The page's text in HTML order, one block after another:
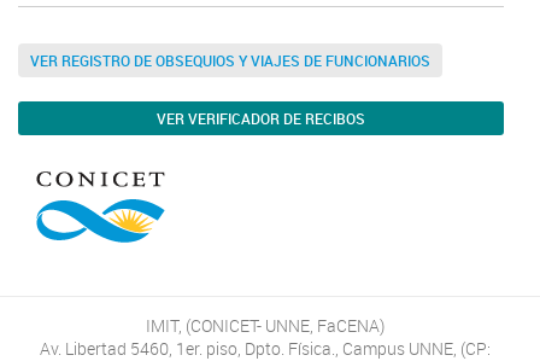
VER REGISTRO DE OBSEQUIOS Y VIAJES DE FUNCIONARIOS
VER VERIFICADOR DE RECIBOS
IMIT, (CONICET- UNNE, FaCENA)
Av. Libertad 5460, 1er. piso, Dpto. Física., Campus UNNE, (CP: